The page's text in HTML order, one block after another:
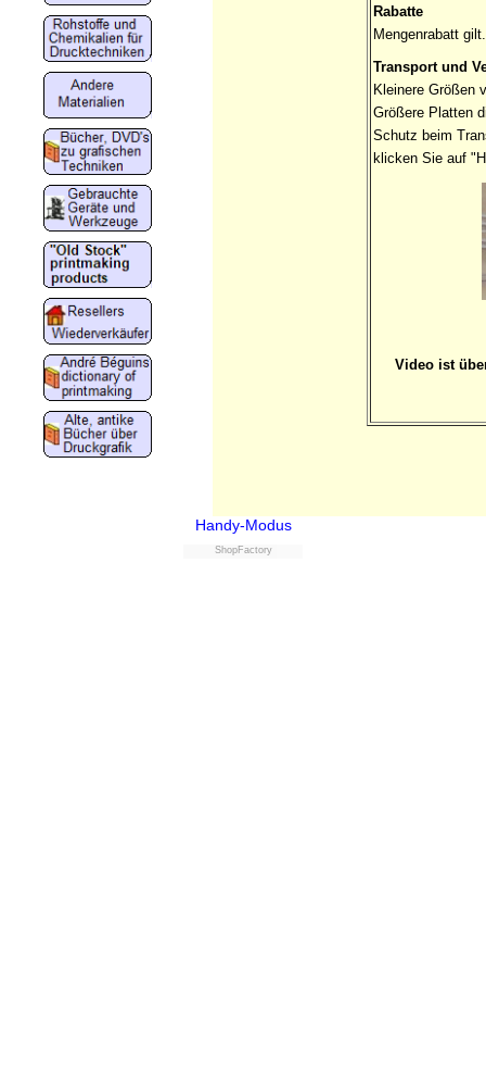
Rabatte
Mengenrabatt
Transport und
Kleinere Größen
Größere Platten
Schutz beim
klicken Sie auf
Video ist
Handy-Modus
ShopFactory